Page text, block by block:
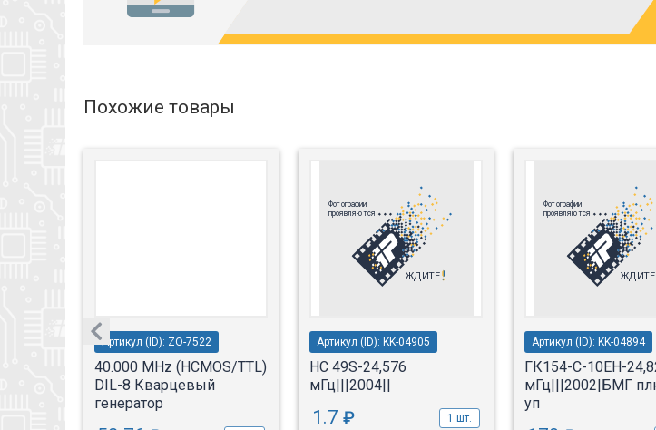
Похожие товары
Артикул (ID): ZO-7522
40.000 MHz (HCMOS/TTL)
DIL-8 Кварцевый
генератор
Артикул (ID): KK-04905
HC 49S-24,576
мГц|||2004||
1.7 ₽ 1 шт.
Артикул (ID): KK-04894
ГК154-С-10ЕН-
мГц|||2002|БМГ
уп